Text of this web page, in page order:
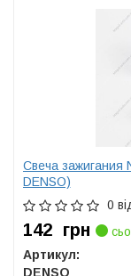
Свеча зажигания
DENSO)
0
142 грн
Артикул:
DENSO